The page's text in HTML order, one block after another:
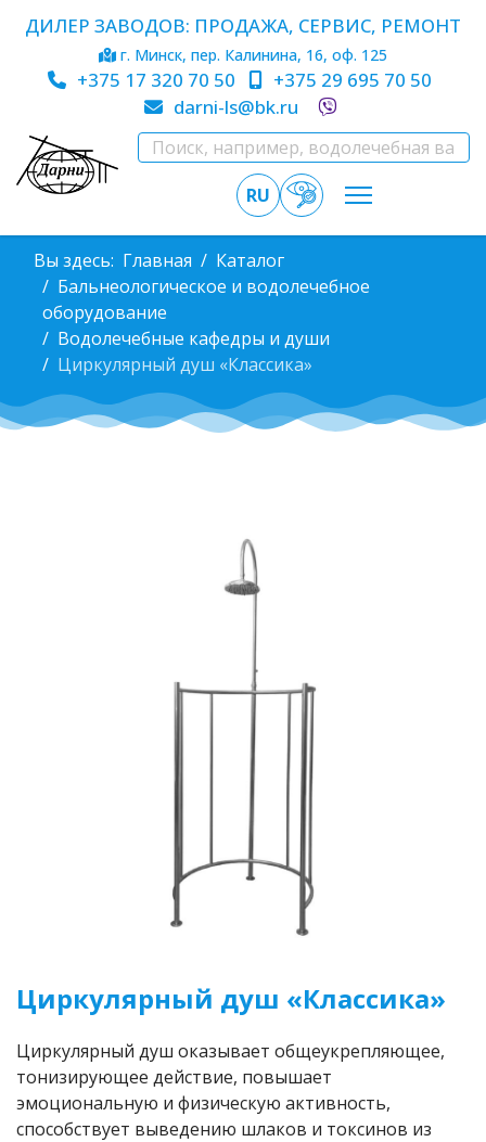
ДИЛЕР ЗАВОДОВ: ПРОДАЖА, СЕРВИС, РЕМОНТ
г. Минск, пер. Калинина, 16, оф. 125
+375 17 320 70 50
+375 29 695 70 50
darni-ls@bk.ru
RU
Вы здесь: Главная
Каталог
Бальнеологическое и водолечебное
оборудование
Водолечебные кафедры и души
Циркулярный душ «Классика»
Циркулярный душ «Классика»
Циркулярный душ оказывает общеукрепляющее,
тонизирующее действие, повышает
эмоциональную и физическую активность,
способствует выведению шлаков и токсинов из